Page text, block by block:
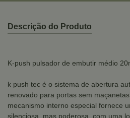
Descrição do Produto
K-push pulsador de embutir médio
k push tec é o sistema de abertura
renovado para portas sem
mecanismo interno especial fornece
silenciosa, mas poderosa, com uma